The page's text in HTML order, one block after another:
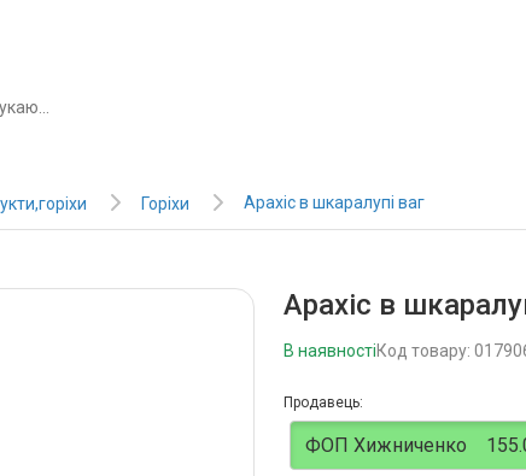
Горіхи Арахіс в шкаралупі ваг
Арахіс в
В наявностіКод товару:
Продавець:
ФОП Хижниченко